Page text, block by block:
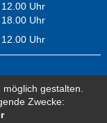
Uhr
Uhr
Uhr
gestalten.
Zwecke: